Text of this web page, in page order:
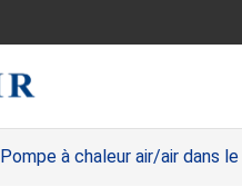
Pompe à chaleur air/air dans